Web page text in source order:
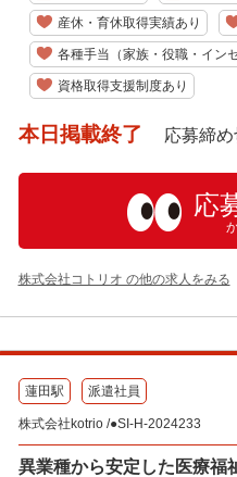
産休・育休取得実績あり
各種手当（家族・役職・イン
資格取得支援制度あり
本日掲載終了 応募締め
応
株式会社コトリオ の他の求人をみる
蓮田駅 派遣社員
株式会社kotrio /●SI-H-2024233
異業種から安定した医療